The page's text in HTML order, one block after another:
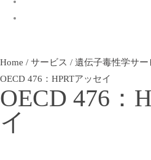
Home / サービス / 遺伝子毒性学サー
OECD 476：HPRTアッセイ
OECD 476：
イ